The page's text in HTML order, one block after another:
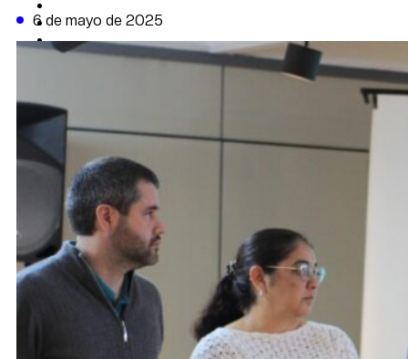
DATA FIRME
DE LA TRIBUNA TV
6 de mayo de 2025